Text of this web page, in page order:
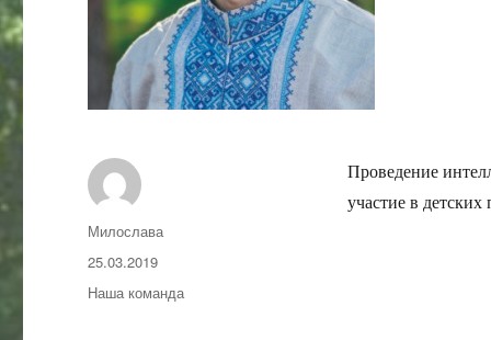
Проведение
участие в
Автор
Милослава
Опубликовано
25.03.2019
Рубрики
Наша команда